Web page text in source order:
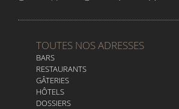
TOUTES NOS ADRESSES
BARS
RESTAURANTS
GÂTERIES
HÔTELS
DOSSIERS